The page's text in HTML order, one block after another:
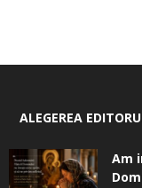
ALEGEREA
Am